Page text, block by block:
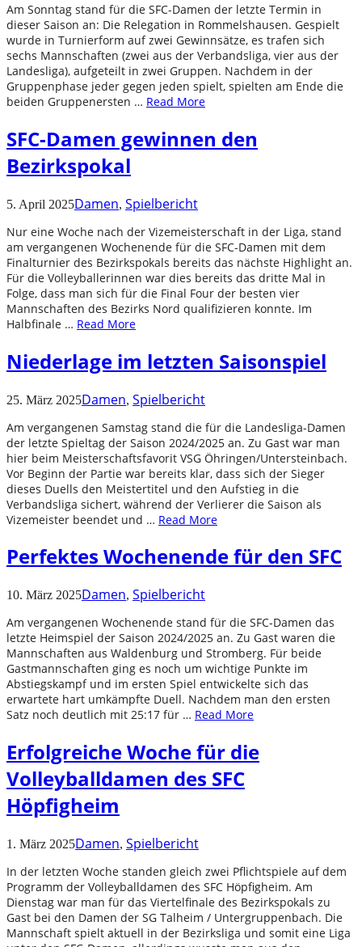
Am Sonntag stand für die SFC-Damen der letzte Termin in
dieser Saison an: Die Relegation in Rommelshausen. Gespielt
wurde in Turnierform auf zwei Gewinnsätze, es trafen sich
sechs Mannschaften (zwei aus der Verbandsliga, vier aus der
Landesliga), aufgeteilt in zwei Gruppen. Nachdem in der
Gruppenphase jeder gegen jeden spielt, spielten am Ende die
beiden Gruppenersten … Read More
SFC-Damen gewinnen den
Bezirkspokal
5. April 2025Damen, Spielbericht
Nur eine Woche nach der Vizemeisterschaft in der Liga, stand
am vergangenen Wochenende für die SFC-Damen mit dem
Finalturnier des Bezirkspokals bereits das nächste Highlight an.
Für die Volleyballerinnen war dies bereits das dritte Mal in
Folge, dass man sich für die Final Four der besten vier
Mannschaften des Bezirks Nord qualifizieren konnte. Im
Halbfinale … Read More
Niederlage im letzten Saisonspiel
25. März 2025Damen, Spielbericht
Am vergangenen Samstag stand die für die Landesliga-Damen
der letzte Spieltag der Saison 2024/2025 an. Zu Gast war man
hier beim Meisterschaftsfavorit VSG Öhringen/Untersteinbach.
Vor Beginn der Partie war bereits klar, dass sich der Sieger
dieses Duells den Meistertitel und den Aufstieg in die
Verbandsliga sichert, während der Verlierer die Saison als
Vizemeister beendet und … Read More
Perfektes Wochenende für den SFC
10. März 2025Damen, Spielbericht
Am vergangenen Wochenende stand für die SFC-Damen das
letzte Heimspiel der Saison 2024/2025 an. Zu Gast waren die
Mannschaften aus Waldenburg und Stromberg. Für beide
Gastmannschaften ging es noch um wichtige Punkte im
Abstiegskampf und im ersten Spiel entwickelte sich das
erwartete hart umkämpfte Duell. Nachdem man den ersten
Satz noch deutlich mit 25:17 für … Read More
Erfolgreiche Woche für die
Volleyballdamen des SFC
Höpfigheim
1. März 2025Damen, Spielbericht
In der letzten Woche standen gleich zwei Pflichtspiele auf dem
Programm der Volleyballdamen des SFC Höpfigheim. Am
Dienstag war man für das Viertelfinale des Bezirkspokals zu
Gast bei den Damen der SG Talheim / Untergruppenbach. Die
Mannschaft spielt aktuell in der Bezirksliga und somit eine Liga